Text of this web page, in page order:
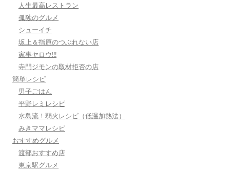
人生最高レストラン
孤独のグルメ
シューイチ
坂上＆指原のつぶれない店
家事ヤロウ!!!
寺門ジモンの取材拒否の店
簡単レシピ
男子ごはん
平野レミレシピ
水島流！弱火レシピ（低温加熱法）
みきママレシピ
おすすめグルメ
渡部おすすめ店
東京駅グルメ